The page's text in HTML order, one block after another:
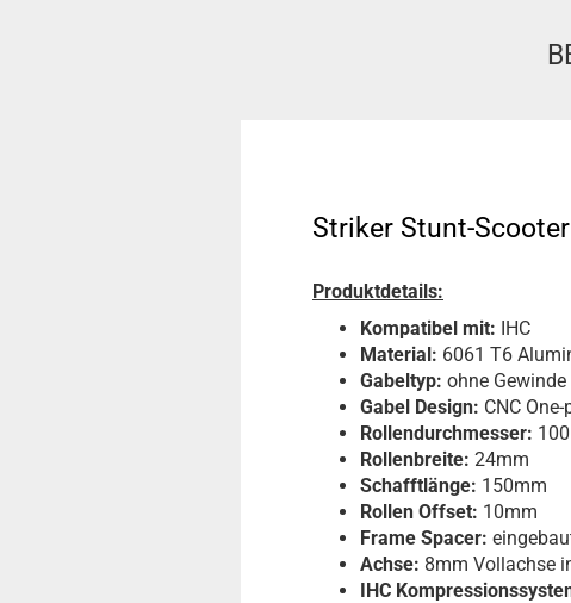
Striker Stunt-
Produktdetails:
Kompatibel mit: IHC
Material: 6061 T6
Gabeltyp: ohne Gewinde
Gabel Design: CNC One-
Rollendurchmesser:
Rollenbreite: 24mm
Schafftlänge: 150mm
Rollen Offset: 10mm
Frame Spacer:
Achse: 8mm Vollachse
IHC